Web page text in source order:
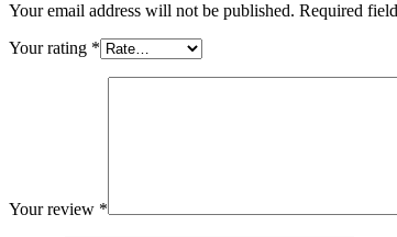
Your email address will not be published. Required
Your rating *
Your review *